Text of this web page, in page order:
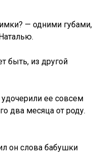
— одними губами,
быть, из другой
ее совсем
два месяца от роду.
он слова бабушки